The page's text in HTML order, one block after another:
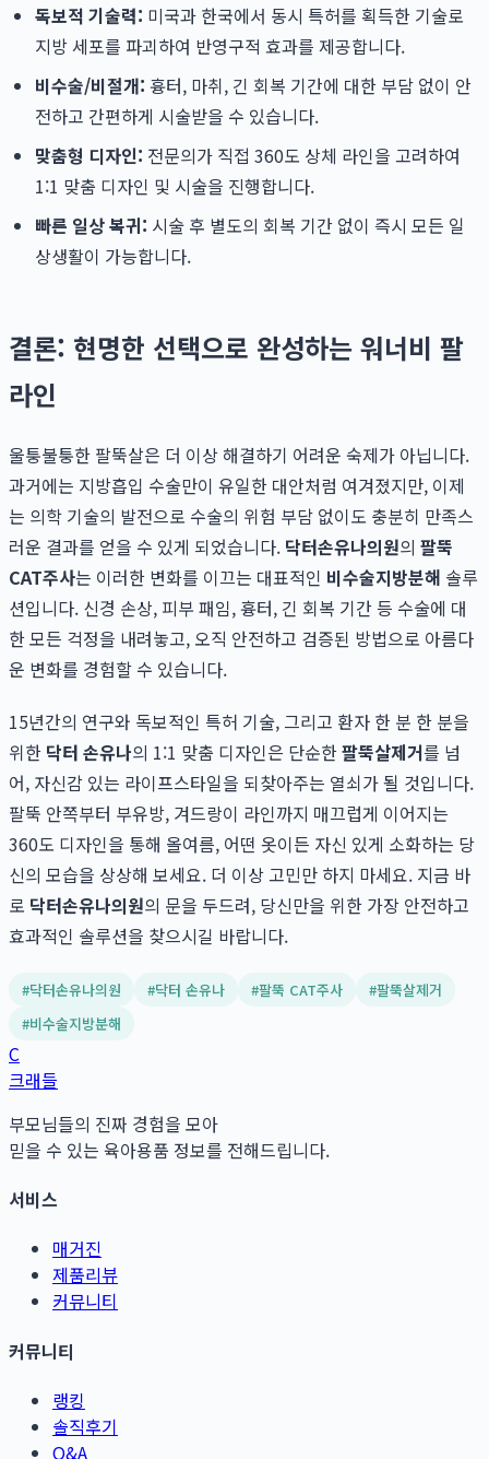
독보적 기술력: 미국과 한국에서 동시 특허를 획득한 기술로
지방 세포를 파괴하여 반영구적 효과를 제공합니다.
비수술/비절개: 흉터, 마취, 긴 회복 기간에 대한 부담 없이 안
전하고 간편하게 시술받을 수 있습니다.
맞춤형 디자인: 전문의가 직접 360도 상체 라인을 고려하여
1:1 맞춤 디자인 및 시술을 진행합니다.
빠른 일상 복귀: 시술 후 별도의 회복 기간 없이 즉시 모든 일
상생활이 가능합니다.
결론: 현명한 선택으로 완성하는 워너비 팔
라인
울퉁불퉁한 팔뚝살은 더 이상 해결하기 어려운 숙제가 아닙니다.
과거에는 지방흡입 수술만이 유일한 대안처럼 여겨졌지만, 이제
는 의학 기술의 발전으로 수술의 위험 부담 없이도 충분히 만족스
러운 결과를 얻을 수 있게 되었습니다. 닥터손유나의원의 팔뚝
CAT주사는 이러한 변화를 이끄는 대표적인 비수술지방분해 솔루
션입니다. 신경 손상, 피부 패임, 흉터, 긴 회복 기간 등 수술에 대
한 모든 걱정을 내려놓고, 오직 안전하고 검증된 방법으로 아름다
운 변화를 경험할 수 있습니다.
15년간의 연구와 독보적인 특허 기술, 그리고 환자 한 분 한 분을
위한 닥터 손유나의 1:1 맞춤 디자인은 단순한팔뚝살제거를 넘
어, 자신감 있는 라이프스타일을 되찾아주는 열쇠가 될 것입니다.
팔뚝 안쪽부터 부유방, 겨드랑이 라인까지 매끄럽게 이어지는
360도 디자인을 통해 올여름, 어떤 옷이든 자신 있게 소화하는 당
신의 모습을 상상해 보세요. 더 이상 고민만 하지 마세요. 지금 바
로 닥터손유나의원의 문을 두드려, 당신만을 위한 가장 안전하고
효과적인 솔루션을 찾으시길 바랍니다.
#닥터손유나의원 #닥터 손유나 #팔뚝 CAT주사 #팔뚝살제거
#비수술지방분해
C
크래들
부모님들의 진짜 경험을 모아
믿을 수 있는 육아용품 정보를 전해드립니다.
서비스
매거진
제품리뷰
커뮤니티
커뮤니티
랭킹
솔직후기
Q&A